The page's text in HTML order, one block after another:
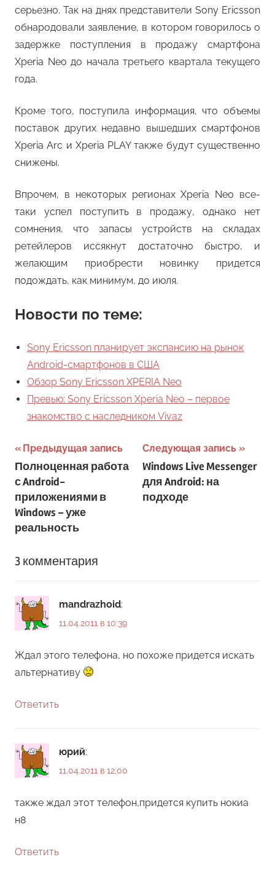
серьезно. Так на днях представители Sony Ericsson
обнародовали заявление, в котором говорилось о
задержке поступления в продажу смартфона
Xperia Neo до начала третьего квартала текущего
года.
Кроме того, поступила информация, что объемы
поставок других недавно вышедших смартфонов
Xperia Arc и Xperia PLAY также будут существенно
снижены.
Впрочем, в некоторых регионах Xperia Neo все-
таки успел поступить в продажу, однако нет
сомнения, что запасы устройств на складах
ретейлеров иссякнут достаточно быстро, и
желающим приобрести новинку придется
подождать, как минимум, до июля.
Новости по теме:
Sony Ericsson планирует экспансию на рынок
Android-смартфонов в США
Обзор Sony Ericsson XPERIA Neo
Превью: Sony Ericsson Xperia Neo – первое
знакомство с наследником Vivaz
Навигация
по
записям
Предыдущая запись
Полноценная работа
с Android-
приложениями в
Windows – уже
реальность
Следующая запись
Windows Live Messenger
для Android: на
подходе
3 комментария
mandrazhoid:
11.04.2011 в 10:39
Ждал этого телефона, но похоже придется искать
альтернативу
Ответить
юрий:
11.04.2011 в 12:00
также ждал этот телефон,придется купить нокиа
н8
Ответить